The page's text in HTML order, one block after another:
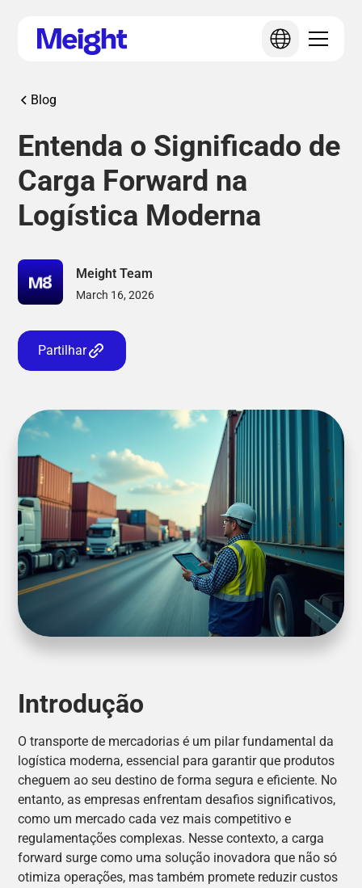
Blog
Entenda o Significado de
Carga Forward na
Logística Moderna
Meight Team
March 16, 2026
Partilhar
Introdução
O transporte de mercadorias é um pilar fundamental da
logística moderna, essencial para garantir que produtos
cheguem ao seu destino de forma segura e eficiente. No
entanto, as empresas enfrentam desafios significativos,
como um mercado cada vez mais competitivo e
regulamentações complexas. Nesse contexto, a carga
forward surge como uma solução inovadora que não só
otimiza operações, mas também promete reduzir custos